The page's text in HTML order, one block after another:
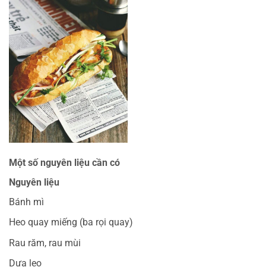
Một số nguyên liệu cần có
Nguyên liệu
Bánh mì
Heo quay miếng (ba rọi quay)
Rau răm, rau mùi
Dưa leo